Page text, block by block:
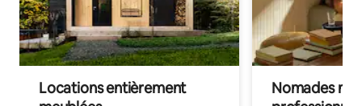
Locations entièrement
Nomades